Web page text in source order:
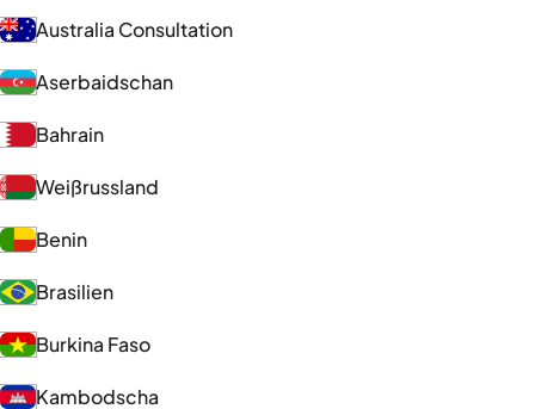
Australia Consultation
Aserbaidschan
Bahrain
Weißrussland
Benin
Brasilien
Burkina Faso
Kambodscha